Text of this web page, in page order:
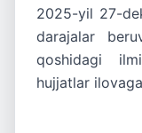
2025-yil 27-
darajalar
qoshidagi
hujjatlar